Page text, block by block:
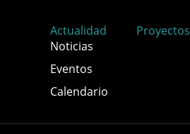
Actualidad
Noticias
Eventos
Calendario
Proyectos